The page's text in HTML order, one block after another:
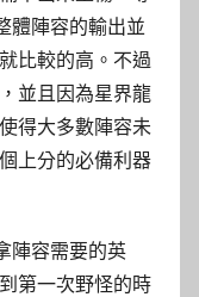
體陣容的輸出並
比較的高。不過
並且因為星界龍
得大多數陣容未
上分的必備利器
陣容需要的英
第一次野怪的時